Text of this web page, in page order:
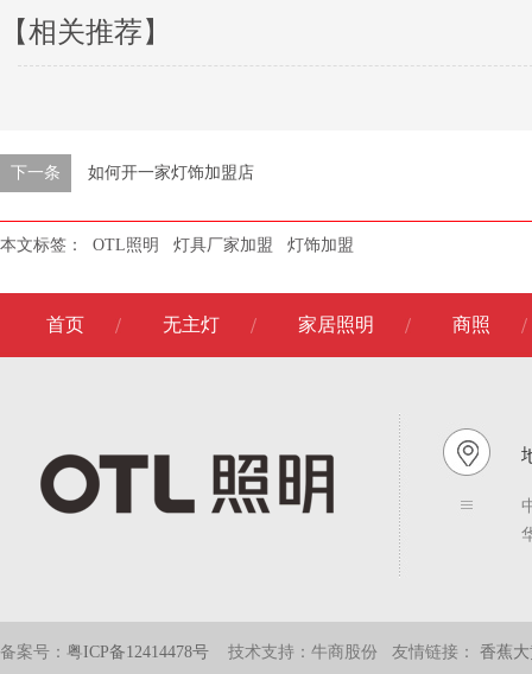
【相关推荐】
下一条 如何开一家灯饰加盟店
本文标签： OTL照明 灯具厂家加盟 灯饰加盟
首页 无主灯 家居照明 商照
备案号： 粤ICP备12414478号 技术支持：牛商股份 友情链接： 香蕉